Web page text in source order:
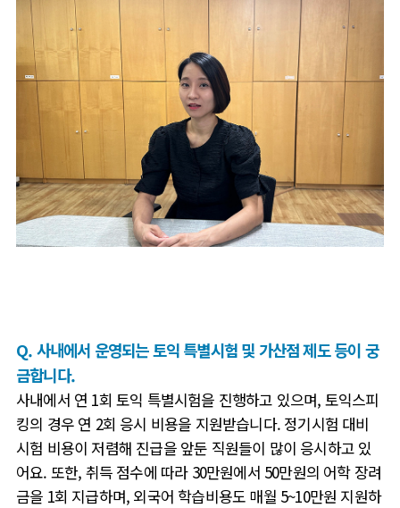
Q. 사내에서 운영되는 토익 특별시험 및 가산점 제도 등이 궁
금합니다.
사내에서 연 1회 토익 특별시험을 진행하고 있으며, 토익스피
킹의 경우 연 2회 응시 비용을 지원받습니다. 정기시험 대비
시험 비용이 저렴해 진급을 앞둔 직원들이 많이 응시하고 있
어요. 또한, 취득 점수에 따라 30만원에서 50만원의 어학 장려
금을 1회 지급하며, 외국어 학습비용도 매월 5~10만원 지원하